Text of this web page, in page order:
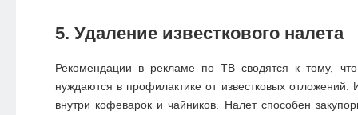
5. Удаление известкового налета
Рекомендации в рекламе по ТВ сводятся к тому,
нуждаются в профилактике от известковых отложений.
внутри кофеварок и чайников. Налет способен